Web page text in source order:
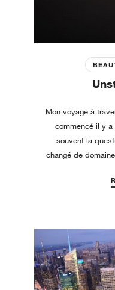
Mon voyage à
commencé il y
souvent la
changé de